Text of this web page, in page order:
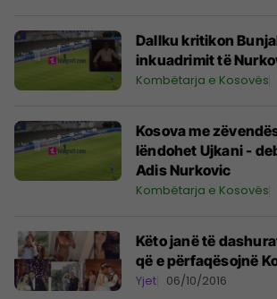
Dallku kritikon
inkuadrimit të
Kombëtarja e Kosovës
Kosova me
lëndohet Ujkani -
Adis Nurkovic
Kombëtarja e Kosovës
Këto janë të
që e përfaqësojnë
Yjet 06/10/2016